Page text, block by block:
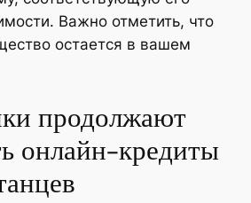
Важно отметить, что
остается в вашем
продолжают
онлайн-кредиты